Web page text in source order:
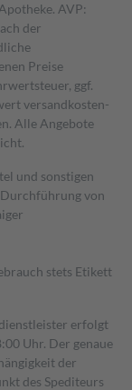
AVP:
der
Preise
ggf.
versand­kosten­
Alle Angebote
und sonstigen
von
stets Etikett
erfolgt
Uhr. Der genaue
der
des Spediteurs